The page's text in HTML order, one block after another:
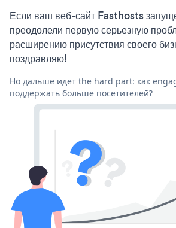
Если ваш веб-сайт Fasthosts
преодолели первую серьезную
расширению присутствия своего
поздравляю!
Но дальше идет the hard part: как
поддержать больше посетителей?